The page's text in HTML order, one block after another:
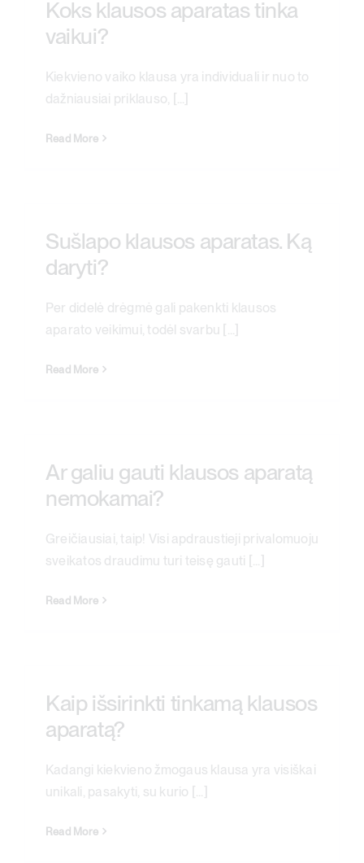
Koks klausos aparatas tinka
vaikui?
Kiekvieno vaiko klausa yra individuali ir nuo to
dažniausiai priklauso, [...]
Read More
Sušlapo klausos aparatas. Ką
daryti?
Per didelė drėgmė gali pakenkti klausos
aparato veikimui, todėl svarbu [...]
Read More
Ar galiu gauti klausos aparatą
nemokamai?
Greičiausiai, taip! Visi apdraustieji privalomuoju
sveikatos draudimu turi teisę gauti [...]
Read More
Kaip išsirinkti tinkamą klausos
aparatą?
Kadangi kiekvieno žmogaus klausa yra visiškai
unikali, pasakyti, su kurio [...]
Read More